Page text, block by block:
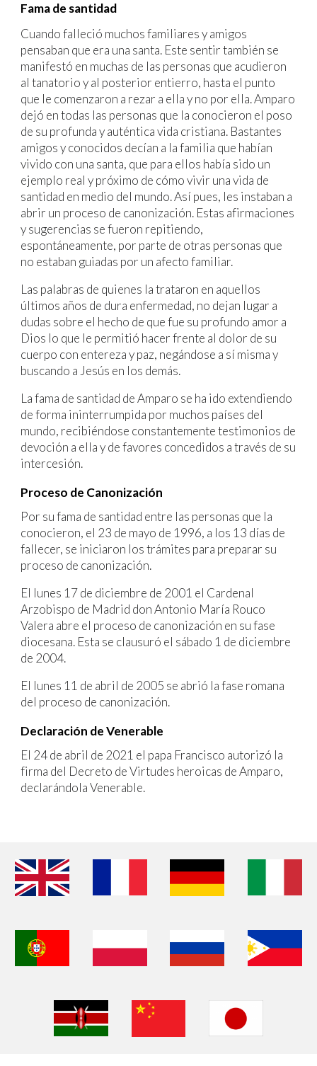
Fama de santidad
Cuando falleció muchos familiares y amigos
pensaban que era una santa. Este sentir también se
manifestó en muchas de las personas que acudieron
al tanatorio y al posterior entierro, hasta el punto
que le comenzaron a rezar a ella y no por ella. Amparo
dejó en todas las personas que la conocieron el poso
de su profunda y auténtica vida cristiana. Bastantes
amigos y conocidos decían a la familia que habían
vivido con una santa, que para ellos había sido un
ejemplo real y próximo de cómo vivir una vida de
santidad en medio del mundo. Así pues, les instaban a
abrir un proceso de canonización. Estas afirmaciones
y sugerencias se fueron repitiendo,
espontáneamente, por parte de otras personas que
no estaban guiadas por un afecto familiar.
Las palabras de quienes la trataron en aquellos
últimos años de dura enfermedad, no dejan lugar a
dudas sobre el hecho de que fue su profundo amor a
Dios lo que le permitió hacer frente al dolor de su
cuerpo con entereza y paz, negándose a sí misma y
buscando a Jesús en los demás.
La fama de santidad de Amparo se ha ido extendiendo
de forma ininterrumpida por muchos países del
mundo, recibiéndose constantemente testimonios de
devoción a ella y de favores concedidos a través de su
intercesión.​
Proceso de Canonización
Por su fama de santidad entre las personas que la
conocieron, el 23 de mayo de 1996, a los 13 días de
fallecer, se iniciaron los trámites para preparar su
proceso de canonización.
El lunes 17 de diciembre de 2001 el Cardenal
Arzobispo de Madrid don Antonio María Rouco
Valera abre el proceso de canonización en su fase
diocesana. Esta se clausuró el sábado 1 de diciembre
de 2004.
El lunes 11 de abril de 2005 se abrió la fase romana
del proceso de canonización.
Declaración de Venerable
El 24 de abril de 2021 el papa Francisco autorizó la
firma del Decreto de Virtudes heroicas de Amparo,
declarándola Venerable.